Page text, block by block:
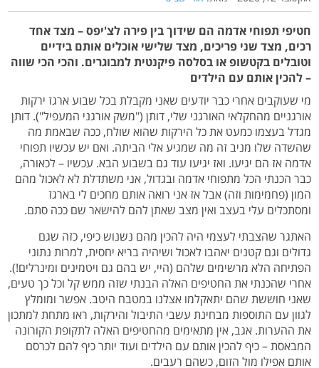
חטיפי תפוחי אדמה הם שידוך בין פירה לצ'יפס – מצד אחד
רכים, מצד שני פריכים, מצד שלישי אוכלים אותם בידיים
וטובלים בקטשופ או בסלסה פיקנטית למבוגרים. והכי הכי שווה
– להכין אותם עם הילדים
מי שעוקבים אחרי כבר יודעים שאני מקבלת בכל שבוע ארגז ירקות
אורגניים מהחקלאי האורגני שלי, דותן ("משק אורגני המעפיל"). דותן
מגדל בעצמו כמעט את כל הירקות שהוא שולח, ככה שבאמת מה
שהשדה שלו מניב זה מה שמגיע אלי הביתה. ואם יש עכשיו תפוחי
אדמה אז הם יגיעו. ואז יגיעו עוד גם בשבוע הבא. עכשיו – לכאורה,
כבר הכנתי הכל מתפוחי אדמה ובגדול, אני משתדלת לא לאכול מהם
המון (פחמימות וזה) אבל אז אני רואה אותם מחכים לי בארגז
ומסתכלים עלי בעצב ואין מצב שאתן להם להישאר שם ככה סתם.
האתגר שהצבתי לעצמי היה להכין מהם נשנוש כיפי, כזה שגם
גדולים וגם קטנים יאהבו לאכול ושיהיה בריא יחסית, למרות נתוני
הפתיחה הלא מרשימים שלהם (היי, יש בהם גם ויטמינים ומינרלים!).
אחרי שהכנתי את החטיפים האלה הבנתי שזה ממש קל וכל כך טעים,
שאני חוששת שהם יתאקלמו אצלנו במטבח היטב. אפשר ומומלץ
לגוון עם התוספות מבחינת עשבי התיבול והירקות, ראו מתחת למתכון
את ההערות. אגב, אין מתאימים מהחטיפים האלה לתקופת הקורונה
המבאסת – כיף להכין אותם עם הילדים ועוד יותר כיף להם לכרסם
אותם אפילו מול הזום, כשהם רעבים.